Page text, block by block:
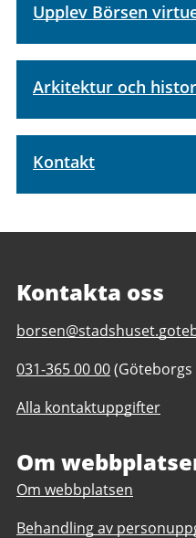
Upplev Börsen
Arkitektur och
Kontakt
Kontakta oss
E-
till
Representation
Börsen
Telefonnummer
Representation
031-365 00 00
Alla kontaktuppgifter
Om
Om webbplatsen
Behandling av